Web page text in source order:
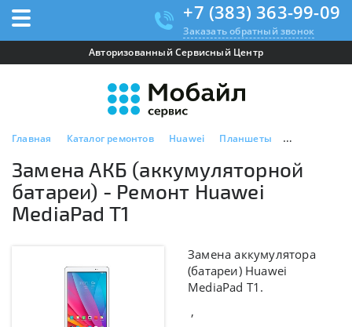
+7 (383) 363-99-09
Заказать обратный звонок
Авторизованный Сервисный Центр
Главная Каталог ремонтов Huawei Планшеты Huawei
Замена АКБ (аккумуляторной
батареи) - Ремонт Huawei
MediaPad T1
Замена аккумулятора
(батареи) Huawei
MediaPad T1.
,